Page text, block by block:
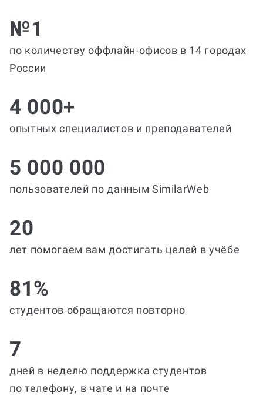
№1
по количеству оффлайн-офисов в 14 городах
России
4 000+
опытных специалистов и преподавателей
5 000 000
пользователей по данным SimilarWeb
20
лет помогаем вам достигать целей в учёбе
81%
студентов обращаются повторно
7
дней в неделю поддержка студентов
по телефону, в чате и на почте